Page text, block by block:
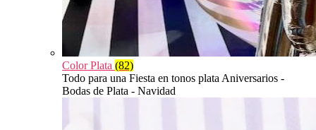
Color Plata (82)
Todo para una Fiesta en tonos plata Aniversarios -
Bodas de Plata - Navidad